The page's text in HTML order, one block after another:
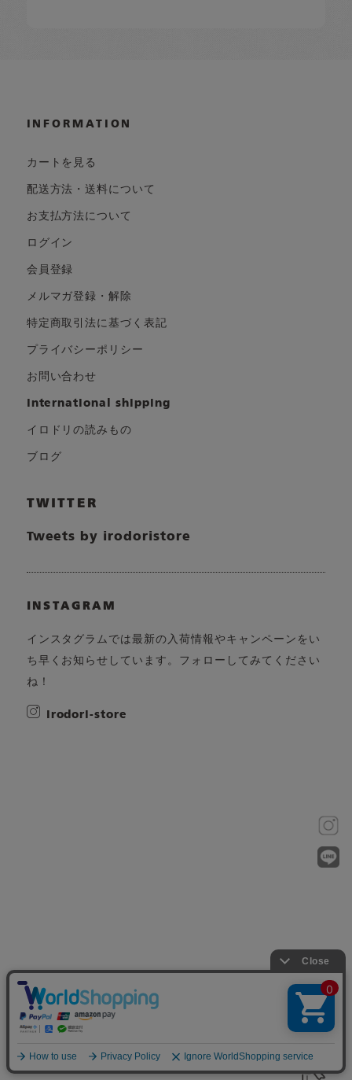
INFORMATION
カートを見る
配送方法・送料について
お支払方法について
ログイン
会員登録
メルマガ登録・解除
特定商取引法に基づく表記
プライバシーポリシー
お問い合わせ
international shipping
イロドリの読みもの
ブログ
TWITTER
Tweets by irodoristore
INSTAGRAM
インスタグラムでは最新の入荷情報やキャンペーンをい
ち早くお知らせしています。フォローしてみてください
ね！
irodori-store